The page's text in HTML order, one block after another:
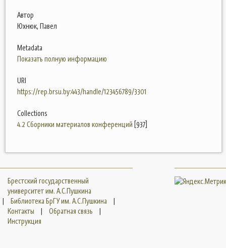
Автор
Юхнюк, Павел
Metadata
Показать полную информацию
URI
https://rep.brsu.by:443/handle/123456789/3301
Collections
4.2 Сборники материалов конференций [937]
Брестский государственный
университет им. А.С.Пушкина
|
Библиотека БрГУ им. А.С.Пушкина
|
Контакты
| Обратная связь
|
Инструкция